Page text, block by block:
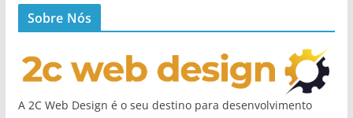
Sobre Nós
A 2C Web Design é o seu destino para desenvolvimento